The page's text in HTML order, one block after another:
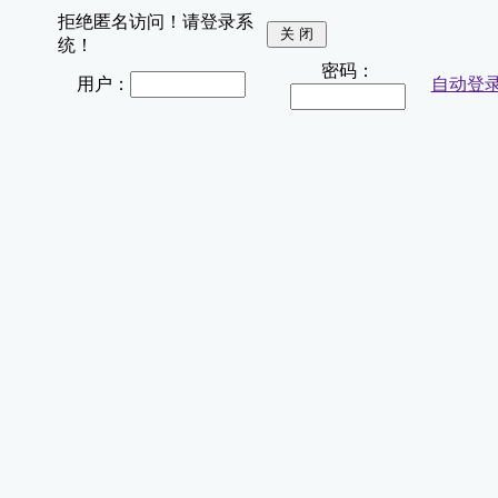
拒绝匿名访问！请登录系
统！
用户：
密码：
自动登